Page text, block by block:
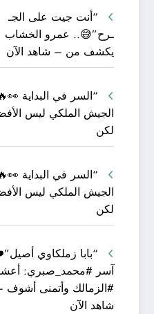
“أنت جيت على الجـ
ـرح”😅.. عمرو الخشاب
يكشف من – شاهد الآن
“السر في البداية
الجيش الملكي ليس
لكن
“السر في البداية
الجيش الملكي ليس
لكن
“بابا زملكاوي
آسر #محمد_صبري:
#الزمالك وأتمنى أشوف
شاهد الآن